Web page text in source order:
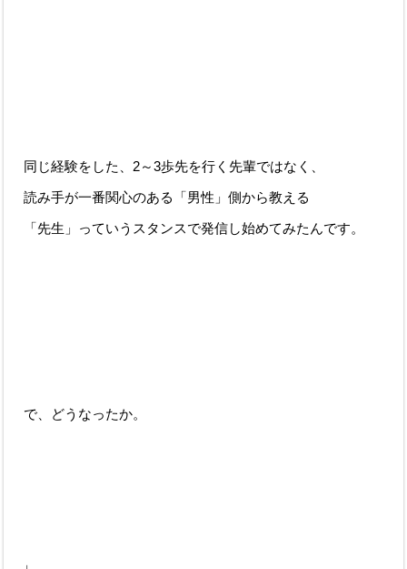
同じ経験をした、2～3歩先を行く先輩ではなく、
読み手が一番関心のある「男性」側から教える
「先生」っていうスタンスで発信し始めてみたんです。
で、どうなったか。